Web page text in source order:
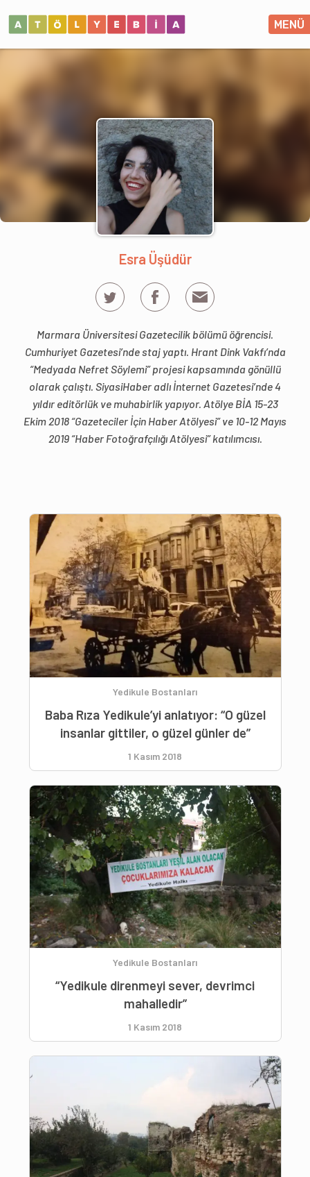
MENÜ
Esra Üşüdür
Marmara Üniversitesi Gazetecilik bölümü öğrencisi.
Cumhuriyet Gazetesi’nde staj yaptı. Hrant Dink Vakfı’nda
“Medyada Nefret Söylemi” projesi kapsamında gönüllü
olarak çalıştı. SiyasiHaber adlı İnternet Gazetesi’nde 4
yıldır editörlük ve muhabirlik yapıyor. Atölye BİA 15-23
Ekim 2018 “Gazeteciler İçin Haber Atölyesi” ve 10-12 Mayıs
2019 “Haber Fotoğrafçılığı Atölyesi” katılımcısı.
Yedikule Bostanları
Baba Rıza Yedikule’yi anlatıyor: “O güzel
insanlar gittiler, o güzel günler de”
1 Kasım 2018
Yedikule Bostanları
“Yedikule direnmeyi sever, devrimci
mahalledir”
1 Kasım 2018